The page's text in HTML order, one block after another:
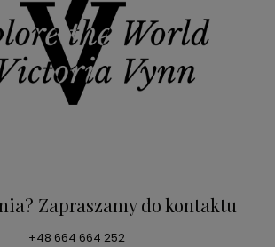
Zapraszamy do kontaktu
+48 664 664 252